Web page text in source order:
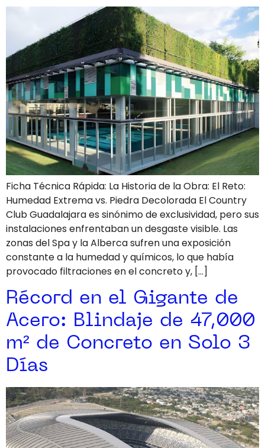
Ficha Técnica Rápida: La Historia de la Obra: El Reto:
Humedad Extrema vs. Piedra Decolorada El Country
Club Guadalajara es sinónimo de exclusividad, pero sus
instalaciones enfrentaban un desgaste visible. Las
zonas del Spa y la Alberca sufren una exposición
constante a la humedad y químicos, lo que había
provocado filtraciones en el concreto y, […]
Récord en el Gigante de
Acero: Blindaje de 47,000
m² de Concreto en Solo 3
Días